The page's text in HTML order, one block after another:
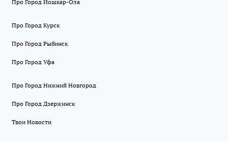
Про Город Йошкар-Ола
Про Город Курск
Про Город Рыбинск
Про Город Уфа
Про Город Нижний Новгород
Про Город Дзержинск
Твои Новости